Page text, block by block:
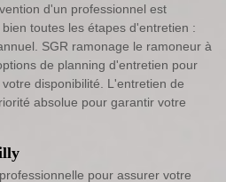
d'un professionnel est
toutes les étapes d'entretien :
SGR ramonage le ramoneur à
de planning d'entretien pour
disponibilité. L'entretien de
absolue pour garantir votre
pour assurer votre